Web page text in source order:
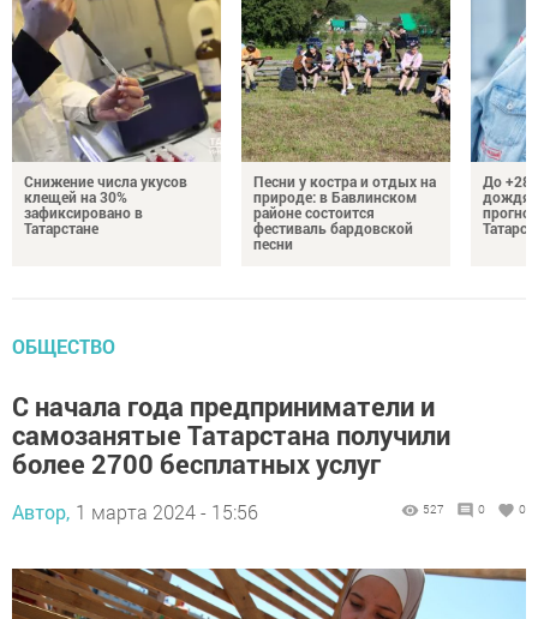
Снижение числа укусов
клещей на 30%
зафиксировано в
Татарстане
Песни у костра и отдых на
природе: в Бавлинском
районе состоится
фестиваль бардовской
песни
До +28
ОБЩЕСТВО
С начала года предприниматели и
самозанятые Татарстана получили
более 2700 бесплатных услуг
Автор, 1 марта 2024 - 15:56 527 0 0